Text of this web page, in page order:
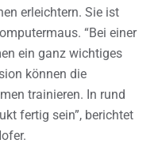
erleichtern. Sie ist
“Bei einer
ein ganz wichtiges
können die
trainieren. In rund
fertig sein”, berichtet